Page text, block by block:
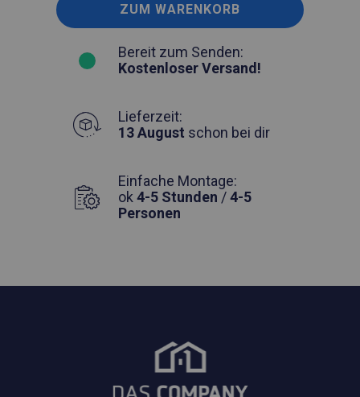
ZUM WARENKORB
Bereit zum Senden:
Kostenloser Versand!
Lieferzeit:
13 August schon bei dir
Einfache Montage:
ok 4-5 Stunden /4-5
Personen